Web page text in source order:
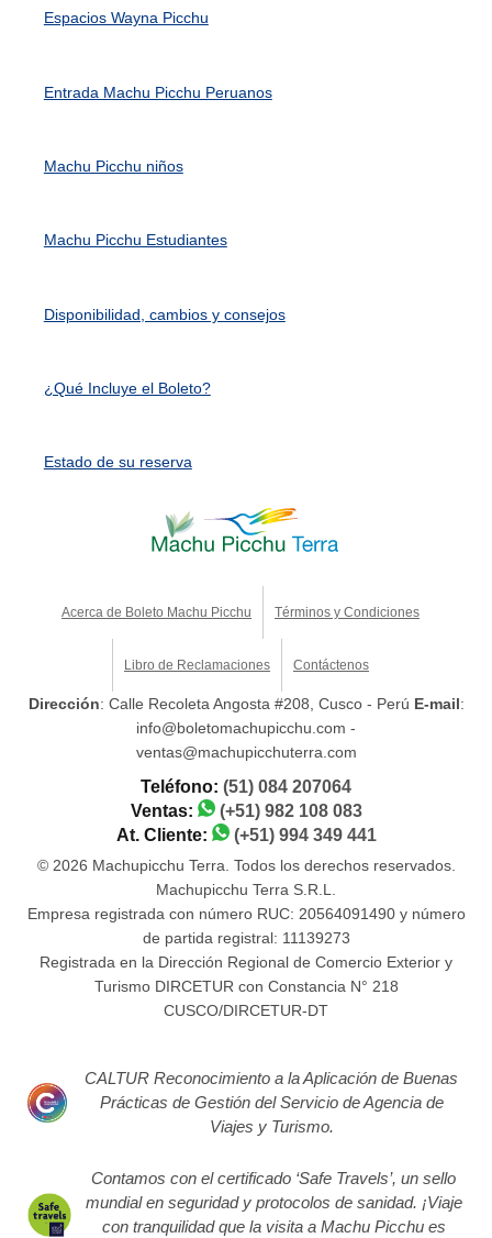
Espacios Wayna Picchu
Entrada Machu Picchu Peruanos
Machu Picchu niños
Machu Picchu Estudiantes
Disponibilidad, cambios y consejos
¿Qué Incluye el Boleto?
Estado de su reserva
Acerca de Boleto Machu Picchu Términos y Condiciones
Libro de Reclamaciones Contáctenos
Dirección: Calle Recoleta Angosta #208, Cusco - Perú E-mail:
info@boletomachupicchu.com -
ventas@machupicchuterra.com
Teléfono: (51) 084 207064
Ventas:
(+51) 982 108 083
At. Cliente:
(+51) 994 349 441
© 2026 Machupicchu Terra. Todos los derechos reservados.
Machupicchu Terra S.R.L.
Empresa registrada con número RUC: 20564091490 y número
de partida registral: 11139273
Registrada en la Dirección Regional de Comercio Exterior y
Turismo DIRCETUR con Constancia N° 218
CUSCO/DIRCETUR-DT
CALTUR Reconocimiento a la Aplicación de Buenas
Prácticas de Gestión del Servicio de Agencia de
Viajes y Turismo.
Contamos con el certificado ‘Safe Travels’, un sello
mundial en seguridad y protocolos de sanidad. ¡Viaje
con tranquilidad que la visita a Machu Picchu es